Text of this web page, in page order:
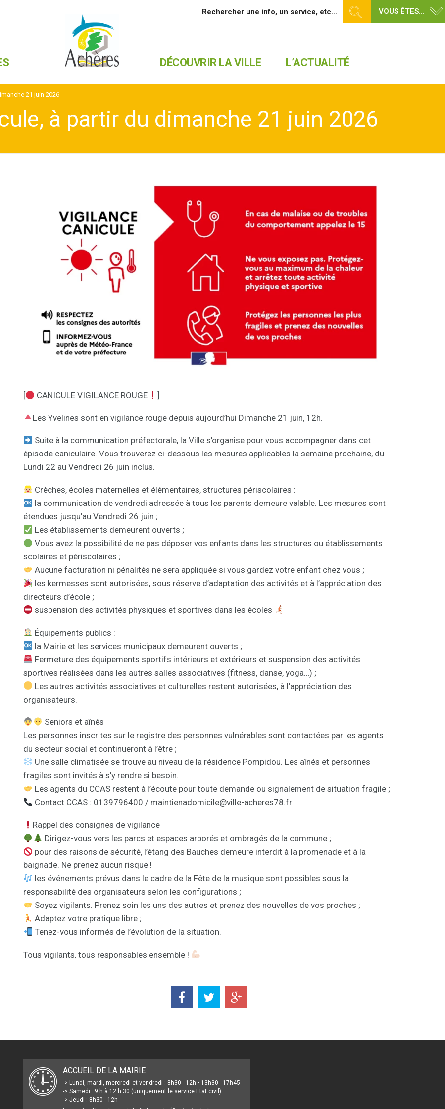
VOUS ÊTES...
DÉCOUVRIR LA VILLE L’ACTUALITÉ
21 juin 2026
à partir du dimanche 21 juin 2026
[ CANICULE VIGILANCE ROUGE ]
Les Yvelines sont en vigilance rouge depuis aujourd’hui Dimanche 21 juin, 12h.
Suite à la communication préfectorale, la Ville s’organise pour vous accompagner dans cet
épisode caniculaire. Vous trouverez ci-dessous les mesures applicables la semaine prochaine, du
Lundi 22 au Vendredi 26 juin inclus.
Crèches, écoles maternelles et élémentaires, structures périscolaires :
la communication de vendredi adressée à tous les parents demeure valable. Les mesures sont
étendues jusqu’au Vendredi 26 juin ;
Les établissements demeurent ouverts ;
Vous avez la possibilité de ne pas déposer vos enfants dans les structures ou établissements
scolaires et périscolaires ;
Aucune facturation ni pénalités ne sera appliquée si vous gardez votre enfant chez vous ;
les kermesses sont autorisées, sous réserve d’adaptation des activités et à l’appréciation des
directeurs d’école ;
suspension des activités physiques et sportives dans les écoles
Équipements publics :
la Mairie et les services municipaux demeurent ouverts ;
Fermeture des équipements sportifs intérieurs et extérieurs et suspension des activités
sportives réalisées dans les autres salles associatives (fitness, danse, yoga…) ;
Les autres activités associatives et culturelles restent autorisées, à l’appréciation des
organisateurs.
Seniors et aînés
Les personnes inscrites sur le registre des personnes vulnérables sont contactées par les agents
du secteur social et continueront à l’être ;
Une salle climatisée se trouve au niveau de la résidence Pompidou. Les aînés et personnes
fragiles sont invités à s’y rendre si besoin.
Les agents du CCAS restent à l’écoute pour toute demande ou signalement de situation fragile ;
Contact CCAS : 0139796400 / maintienadomicile@ville-acheres78.fr
Rappel des consignes de vigilance
Dirigez-vous vers les parcs et espaces arborés et ombragés de la commune ;
pour des raisons de sécurité, l’étang des Bauches demeure interdit à la promenade et à la
baignade. Ne prenez aucun risque !
les événements prévus dans le cadre de la Fête de la musique sont possibles sous la
responsabilité des organisateurs selon les configurations ;
Soyez vigilants. Prenez soin les uns des autres et prenez des nouvelles de vos proches ;
Adaptez votre pratique libre ;
Tenez-vous informés de l’évolution de la situation.
Tous vigilants, tous responsables ensemble !
ACCUEIL DE LA MAIRIE
-> Lundi, mardi, mercredi et vendredi : 8h30 - 12h • 13h30 - 17h45
-> Samedi : 9 h à 12 h 30 (uniquement le service Etat civil)
-> Jeudi : 8h30 - 12h